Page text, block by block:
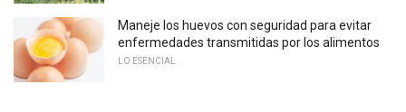
Maneje los huevos con seguridad para evitar
enfermedades transmitidas por los alimentos
LO ESENCIAL